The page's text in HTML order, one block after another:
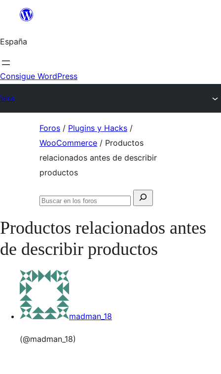
Saltar
contenido
España
Consigue WordPress
Foros / Plugins y Hacks /
WooCommerce / Productos
relacionados antes de describir
productos
Buscar:
Buscar
los
foros
Productos relacionados antes
de describir productos
madman_18
(@madman_18)